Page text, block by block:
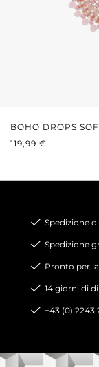
BOHO DROPS
PREZZO
119,99 €
Spedizione
Spedizione
Pronto per
14 giorni di
+43 (0) 2243